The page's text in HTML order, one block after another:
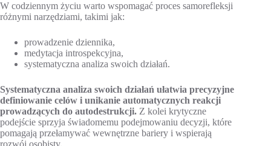
W codziennym życiu warto wspomagać proces samorefleksji
różnymi narzędziami, takimi jak:
prowadzenie dziennika,
medytacja introspekcyjna,
systematyczna analiza swoich działań.
Systematyczna analiza swoich działań ułatwia precyzyjne
definiowanie celów i unikanie automatycznych reakcji
prowadzących do autodestrukcji. Z kolei krytyczne
podejście sprzyja świadomemu podejmowaniu decyzji, które
pomagają przełamywać wewnętrzne bariery i wspierają